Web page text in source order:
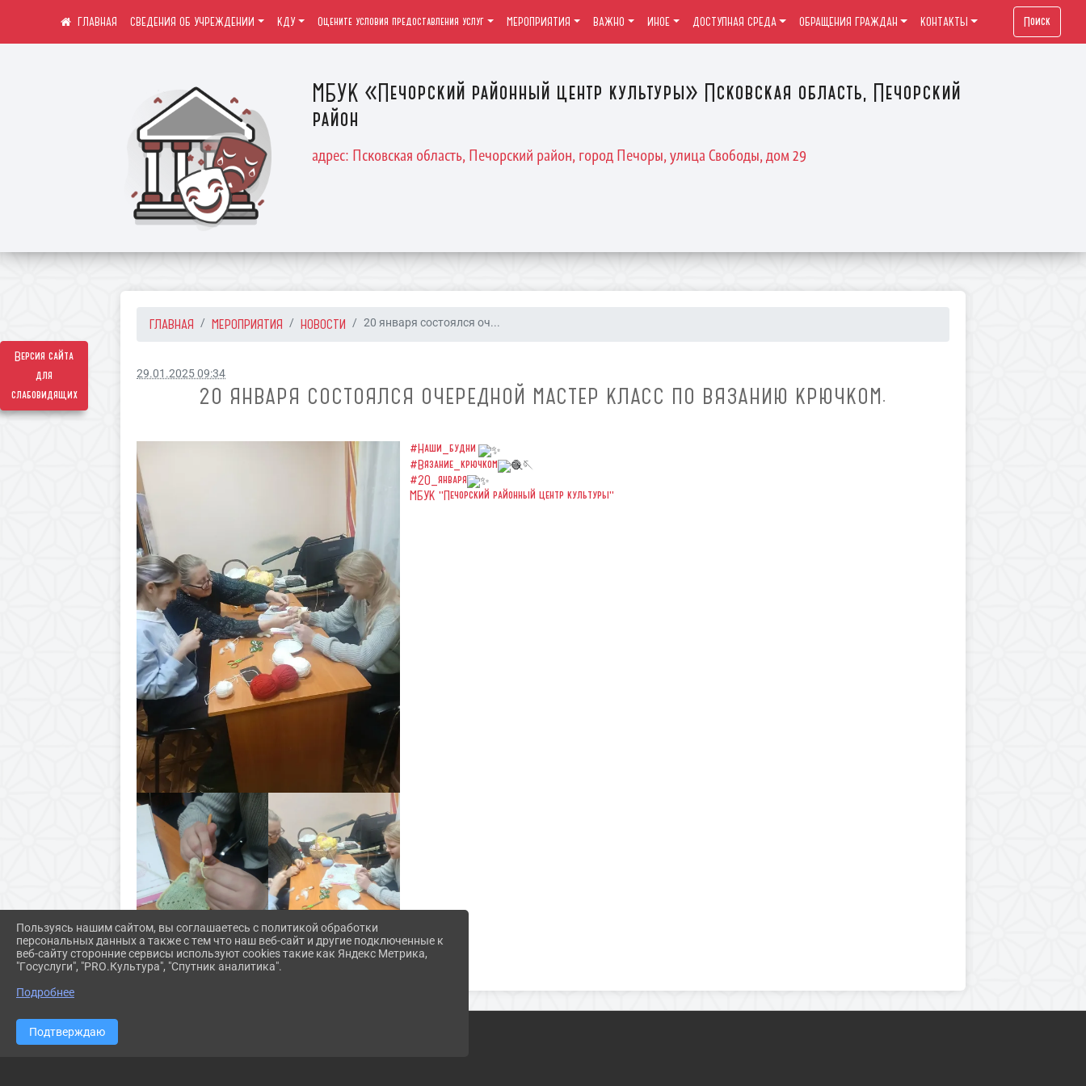
Версия сайта
для
слабовидящих
МБУК «Печорский районный центр культуры» Псковская область, Печорский
район
адрес: Псковская область, Печорский район, город Печоры, улица Свободы, дом 29
СВЕДЕНИЯ ОБ УЧРЕЖДЕНИИ КДУ Оцените условия предоставления услуг МЕРОПРИЯТИЯ ВАЖНО ИНОЕ ДОСТУПНАЯ СРЕДА ОБРАЩЕНИЯ ГРАЖДАН КОНТАКТЫ Поиск
ГЛАВНАЯ МЕРОПРИЯТИЯ НОВОСТИ 20 января состоялся оч...
29.01.2025 09:34
20 ЯНВАРЯ СОСТОЯЛСЯ ОЧЕРЕДНОЙ МАСТЕР КЛАСС ПО ВЯЗАНИЮ КРЮЧКОМ.
#Наши_будни
#Вязание_крючком
🪡
#20_января
МБУК "Печорский районный центр культуры"
Пользуясь нашим сайтом, вы соглашаетесь с политикой обработки
персональных данных а также с тем что наш веб-сайт и другие подключенные к
веб-сайту сторонние сервисы используют cookies такие как Яндекс Метрика,
"Госуслуги", "PRO.Культура", "Спутник аналитика".
Подробнее
Подтверждаю